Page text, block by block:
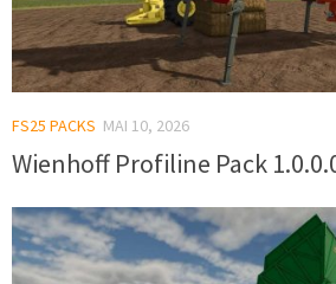
FS25 PACKS MAI 10, 2026
Wienhoff Profiline Pack